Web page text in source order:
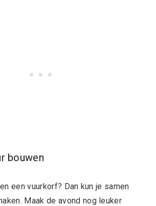
bouwen
een vuurkorf? Dan kun je samen
Maak de avond nog leuker